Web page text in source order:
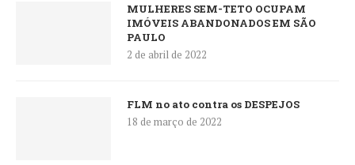
MULHERES SEM-TETO OCUPAM
IMÓVEIS ABANDONADOS EM SÃO
PAULO
2 de abril de 2022
FLM no ato contra os DESPEJOS
18 de março de 2022